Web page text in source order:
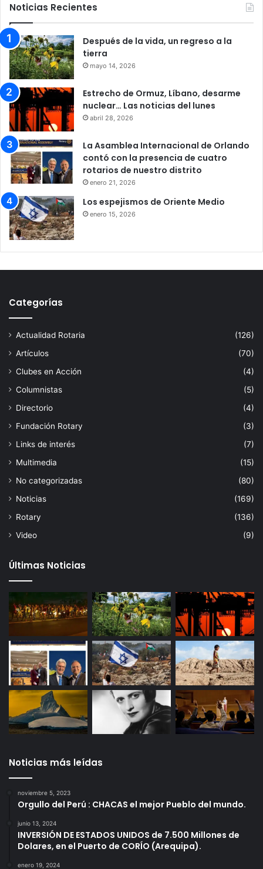
Noticias Recientes
Después de la vida, un regreso a la
tierra
mayo 14, 2026
Estrecho de Ormuz, Líbano, desarme
nuclear… Las noticias del lunes
abril 28, 2026
La Asamblea Internacional de Orlando
contó con la presencia de cuatro
rotarios de nuestro distrito
enero 21, 2026
Los espejismos de Oriente Medio
enero 15, 2026
Categorías
Actualidad Rotaria
(126)
Artículos
(70)
Clubes en Acción
(4)
Columnistas
(5)
Directorio
(4)
Fundación Rotary
(3)
Links de interés
(7)
Multimedia
(15)
No categorizadas
(80)
Noticias
(169)
Rotary
(136)
Video
(9)
Últimas Noticias
Noticias más leídas
noviembre 5, 2023
Orgullo del Perú : CHACAS el mejor Pueblo del mundo.
junio 13, 2024
INVERSIÓN DE ESTADOS UNIDOS de 7.500 Millones de
Dolares, en el Puerto de CORÍO (Arequipa).
enero 19, 2024